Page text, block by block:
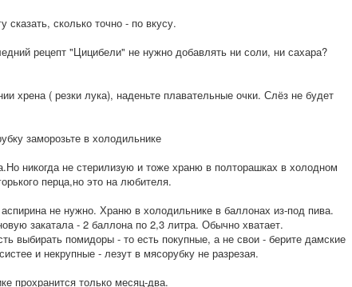
сколько точно - по вкусу.
рецепт "Цицибели" не нужно добавлять ни соли, ни сахара?
хрена ( резки лука), наденьте плавательные очки. Слёз не будет
заморозьте в холодильнике
никогда не стерилизую и тоже храню в полторашках в холодном
перца,но это на любителя.
не нужно. Храню в холодильнике в баллонах из-под пива.
закатала - 2 баллона по 2,3 литра. Обычно хватает.
выбирать помидоры - то есть покупные, а не свои - берите дамские
и некрупные - лезут в мясорубку не разрезая.
прохранится только месяц-два.